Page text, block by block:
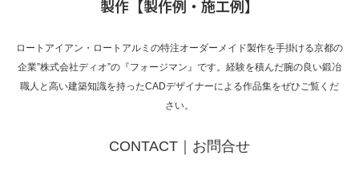
製作【製作例・施工例】
ロートアイアン・ロートアルミの特注オーダーメイド製作を手掛ける京都の
企業”株式会社ディオ”の『フォージマン』です。経験を積んだ腕の良い鍛冶
職人と高い建築知識を持ったCADデザイナーによる作品集をぜひご覧くだ
さい。
CONTACT｜お問合せ